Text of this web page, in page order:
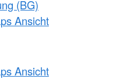
(BG)
Ansicht
Ansicht